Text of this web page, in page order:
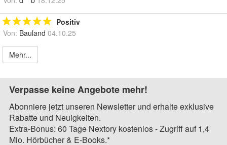
Positiv
Von: Bauland 04.10.25
Mehr...
Verpasse keine Angebote mehr!
Abonniere jetzt unseren Newsletter und erhalte exklusive
Rabatte und Neuigkeiten.
Extra-Bonus: 60 Tage Nextory kostenlos - Zugriff auf 1,4
Mio. Hörbücher & E-Books.*